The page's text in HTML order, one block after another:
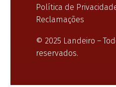
Política de
Reclamações
© 2025 Landeiro –
reservados.